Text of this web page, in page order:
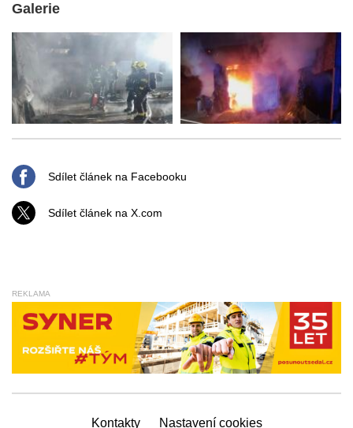
Galerie
Sdílet článek na Facebooku
Sdílet článek na X.com
REKLAMA
Kontakty Nastavení cookies